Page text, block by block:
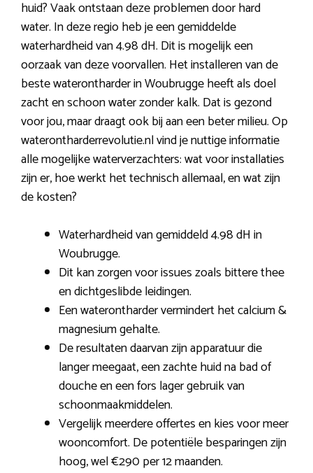
huid? Vaak ontstaan deze problemen door hard
water. In deze regio heb je een gemiddelde
waterhardheid van 4.98 dH. Dit is mogelijk een
oorzaak van deze voorvallen. Het installeren van de
beste waterontharder in Woubrugge heeft als doel
zacht en schoon water zonder kalk. Dat is gezond
voor jou, maar draagt ook bij aan een beter milieu. Op
waterontharderrevolutie.nl vind je nuttige informatie
alle mogelijke waterverzachters: wat voor installaties
zijn er, hoe werkt het technisch allemaal, en wat zijn
de kosten?
Waterhardheid van gemiddeld 4.98 dH in
Woubrugge.
Dit kan zorgen voor issues zoals bittere thee
en dichtgeslibde leidingen.
Een waterontharder vermindert het calcium &
magnesium gehalte.
De resultaten daarvan zijn apparatuur die
langer meegaat, een zachte huid na bad of
douche en een fors lager gebruik van
schoonmaakmiddelen.
Vergelijk meerdere offertes en kies voor meer
wooncomfort. De potentiële besparingen zijn
hoog, wel €290 per 12 maanden.